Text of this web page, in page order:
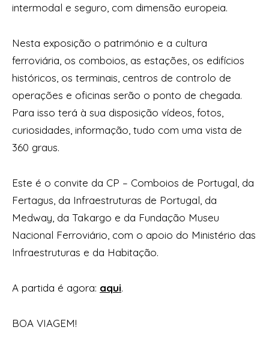
intermodal e seguro, com dimensão europeia.
Nesta exposição o património e a cultura
ferroviária, os comboios, as estações, os edifícios
históricos, os terminais, centros de controlo de
operações e oficinas serão o ponto de chegada.
Para isso terá à sua disposição vídeos, fotos,
curiosidades, informação, tudo com uma vista de
360 graus.
Este é o convite da CP – Comboios de Portugal, da
Fertagus, da Infraestruturas de Portugal, da
Medway, da Takargo e da Fundação Museu
Nacional Ferroviário, com o apoio do Ministério das
Infraestruturas e da Habitação.
A partida é agora: aqui.
BOA VIAGEM!